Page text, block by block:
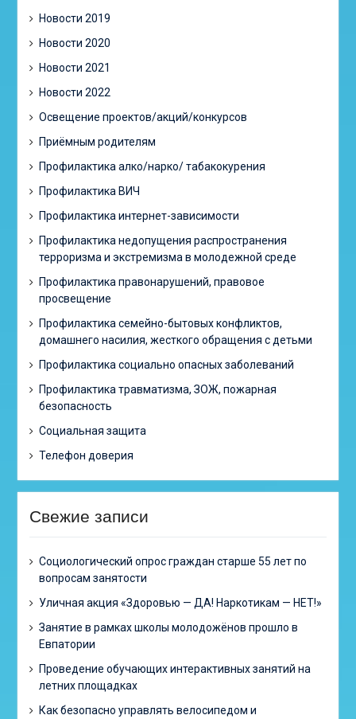
Новости 2019
Новости 2020
Новости 2021
Новости 2022
Освещение проектов/акций/конкурсов
Приёмным родителям
Профилактика алко/нарко/ табакокурения
Профилактика ВИЧ
Профилактика интернет-зависимости
Профилактика недопущения распространения
терроризма и экстремизма в молодежной среде
Профилактика правонарушений, правовое
просвещение
Профилактика семейно-бытовых конфликтов,
домашнего насилия, жесткого обращения с детьми
Профилактика социально опасных заболеваний
Профилактика травматизма, ЗОЖ, пожарная
безопасность
Социальная защита
Телефон доверия
Свежие записи
Cоциологический опрос граждан старше 55 лет по
вопросам занятости
Уличная акция «Здоровью — ДА! Наркотикам — НЕТ!»
Занятие в рамках школы молодожёнов прошло в
Евпатории
Проведение обучающих интерактивных занятий на
летних площадках
Как безопасно управлять велосипедом и